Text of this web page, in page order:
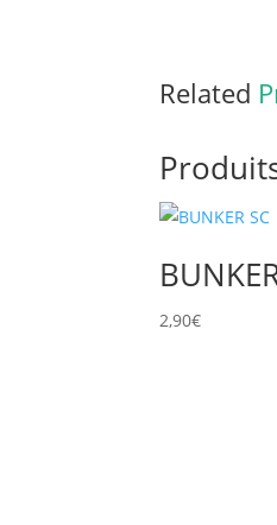
Related
2,90€